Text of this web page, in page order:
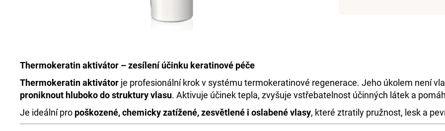
Thermokeratin aktivátor – zesílení účinku keratinové péče
Thermokeratin aktivátor je profesionální krok v systému termokeratinové regenerace. Jeho úkolem není
proniknout hluboko do struktury vlasu. Aktivuje účinek tepla, zvyšuje vstřebatelnost účinných látek a
Je ideální pro poškozené, chemicky zatížené, zesvětlené i oslabené vlasy, které ztratily pružnost, lesk a